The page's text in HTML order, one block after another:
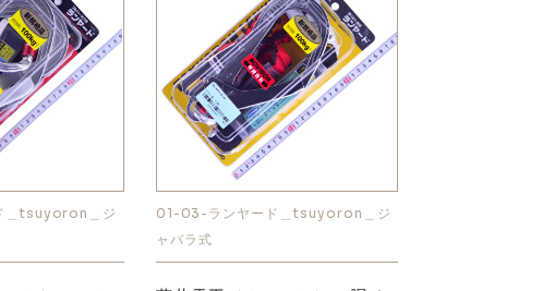
＿tsuyoron＿ジ
01-03-ランヤード＿tsuyoron＿ジ
ャバラ式